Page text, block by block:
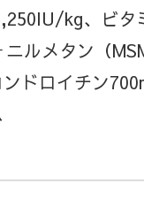
kg、ビ
ルメタン（
ドロイチン